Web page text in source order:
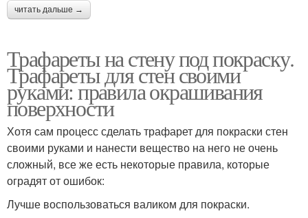
читать дальше →
Трафареты на стену под покраску.
Трафареты для стен своими
руками: правила окрашивания
поверхности
Хотя сам процесс сделать трафарет для покраски стен
своими руками и нанести вещество на него не очень
сложный, все же есть некоторые правила, которые
оградят от ошибок:
Лучше воспользоваться валиком для покраски.